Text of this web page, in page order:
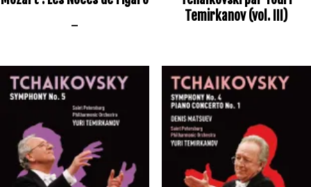
–
Temirkanov (vol. III)